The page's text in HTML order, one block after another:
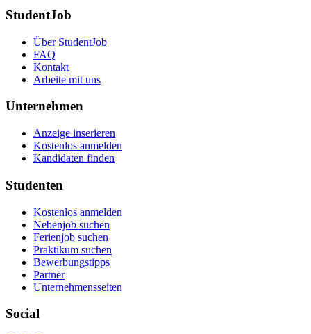
StudentJob
Über StudentJob
FAQ
Kontakt
Arbeite mit uns
Unternehmen
Anzeige inserieren
Kostenlos anmelden
Kandidaten finden
Studenten
Kostenlos anmelden
Nebenjob suchen
Ferienjob suchen
Praktikum suchen
Bewerbungstipps
Partner
Unternehmensseiten
Social